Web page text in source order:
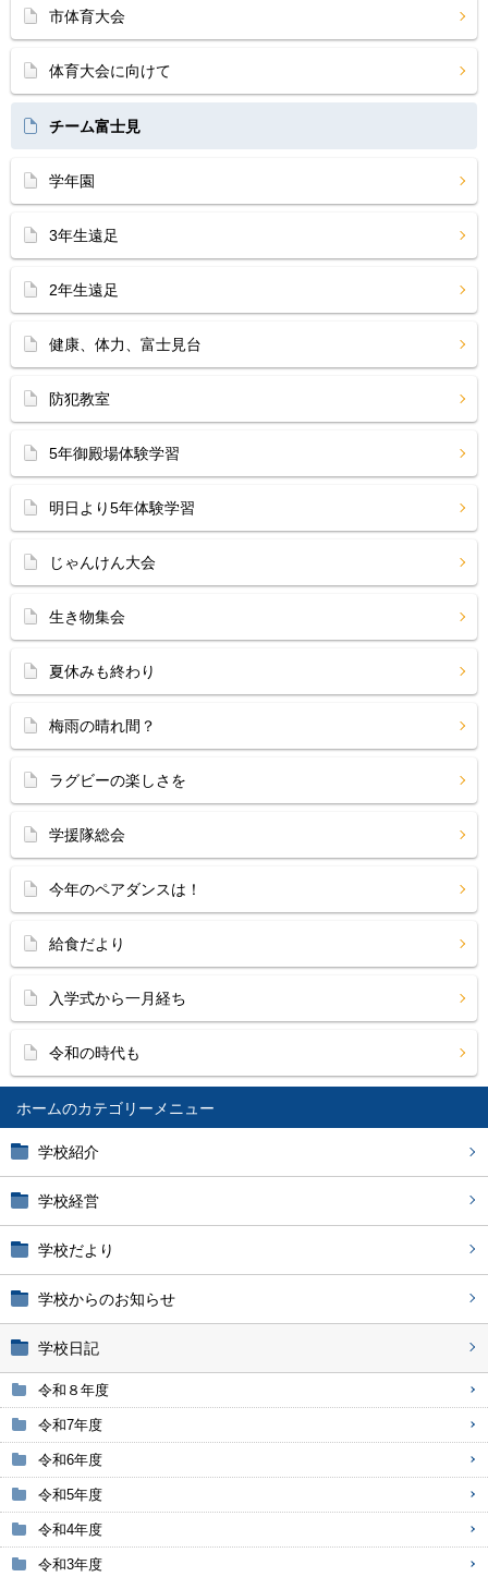
ホーム
学校紹介
学校経営
学校だより
学校からのお知らせ
学校日記
令和８年度
令和7年度
令和6年度
令和5年度
令和4年度
令和3年度
市体育大会
体育大会に向けて
チーム富士見
学年園
3年生遠足
2年生遠足
健康、体力、富士見台
防犯教室
5年御殿場体験学習
明日より5年体験学習
じゃんけん大会
生き物集会
夏休みも終わり
梅雨の晴れ間？
ラグビーの楽しさを
学援隊総会
今年のペアダンスは！
給食だより
入学式から一月経ち
令和の時代も